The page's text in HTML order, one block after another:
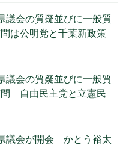
議会の質疑並びに一般質
は公明党と千葉新政策
議会の質疑並びに一般質
問 自由民主党と立憲民
議会が開会 かとう裕太